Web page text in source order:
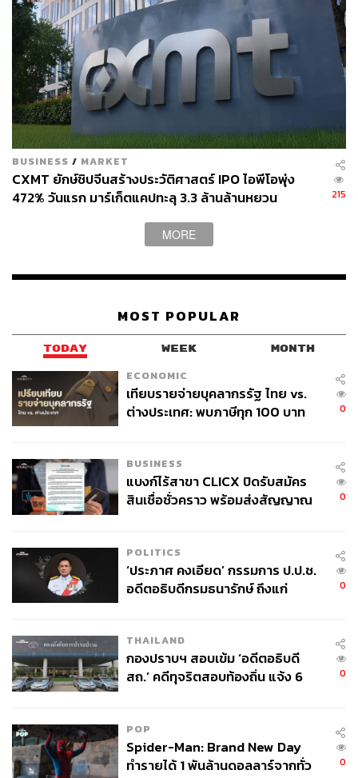
BUSINESS / MARKET
CXMT ยักษ์ชิปจีนสร้างประวัติศาสตร์ IPO ไอพีโอพุ่ง
472% วันแรก มาร์เก็ตแคปทะลุ 3.3 ล้านล้านหยวน
215
MORE
MOST POPULAR
TODAY WEEK MONTH
ECONOMIC
เทียบรายจ่ายบุคลากรรัฐ ไทย vs.
ต่างประเทศ: พบภาษีทุก 100 บาท
0
BUSINESS
แบงก์ไร้สาขา CLICX ปิดรับสมัคร
สินเชื่อชั่วคราว พร้อมส่งสัญญาณ
0
POLITICS
‘ประภาศ คงเอียด’ กรรมการ ป.ป.ช.
อดีตอธิบดีกรมธนารักษ์ ถึงแก่
0
THAILAND
กองปราบฯ สอบเข้ม ‘อดีตอธิบดี
สถ.’ คดีทุจริตสอบท้องถิ่น แจ้ง 6
0
POP
Spider-Man: Brand New Day
ทำรายได้ 1 พันล้านดอลลาร์จากทั่ว
0